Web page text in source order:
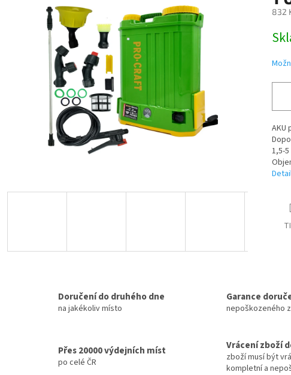
832
cena:
AKU
1,5-
Doručení do druhého dne
na jakékoliv místo
Garance
nepoškozeného
Přes 20000 výdejních míst
po celé ČR
Vrácení zboží
zboží musí být
kompletní a